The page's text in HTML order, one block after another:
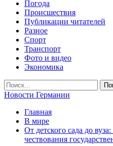
Погода
Происшествия
Публикации читателей
Разное
Спорт
Транспорт
Фото и видео
Экономика
Новости Германии
Главная
В мире
От детского сада до
чествования